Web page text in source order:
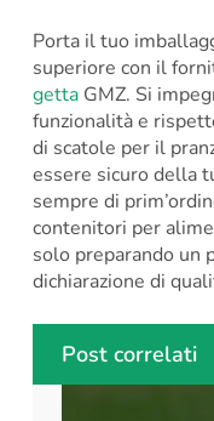
Porta il tuo
superiore con il
gettaGMZ. Si
funzionalità e
di scatole per il
essere sicuro della
sempre di
contenitori per
solo preparando un
dichiarazione di
Post correlati